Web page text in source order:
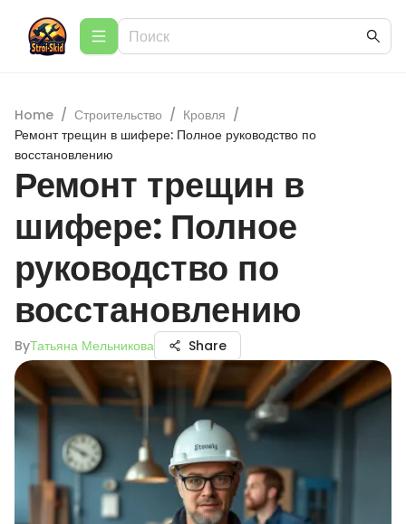
Home / Строительство / Кровля /
Ремонт трещин в шифере: Полное руководство по
восстановлению
Ремонт трещин в
шифере: Полное
руководство по
восстановлению
ByТатьяна Мельникова Share